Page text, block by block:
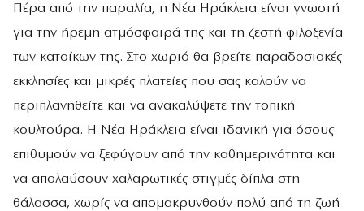
Πέρα από την παραλία, η Νέα Ηράκλεια είναι γνωστή
για την ήρεμη ατμόσφαιρά της και τη ζεστή φιλοξενία
των κατοίκων της. Στο χωριό θα βρείτε παραδοσιακές
εκκλησίες και μικρές πλατείες που σας καλούν να
περιπλανηθείτε και να ανακαλύψετε την τοπική
κουλτούρα. Η Νέα Ηράκλεια είναι ιδανική για όσους
επιθυμούν να ξεφύγουν από την καθημερινότητα και
να απολαύσουν χαλαρωτικές στιγμές δίπλα στη
θάλασσα, χωρίς να απομακρυνθούν πολύ από τη ζωή